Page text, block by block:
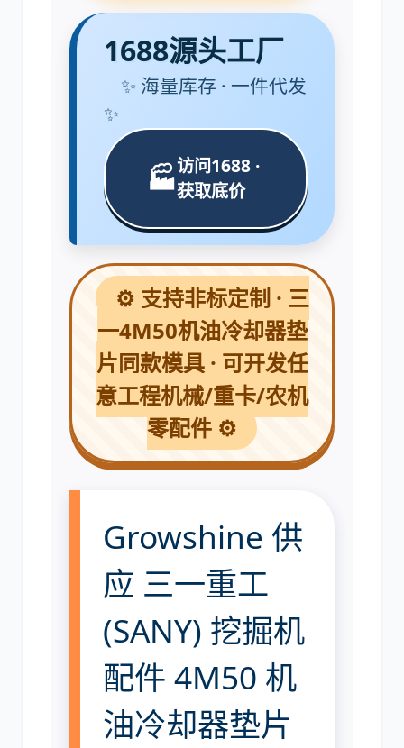
卡尔玛
大宇 丰田
约翰迪尔 徐工
利勃海尔
山猫 上柴
1688源头工厂
✨ 海量库存 · 一件代发
✨
🏭访问1688 ·
获取底价
⚙️ 支持非标定制 · 三
一4M50机油冷却器垫
片同款模具 · 可开发任
意工程机械/重卡/农机
零配件 ⚙️
Growshine 供
应 三一重工
(SANY) 挖掘机
配件 4M50 机
油冷却器垫片